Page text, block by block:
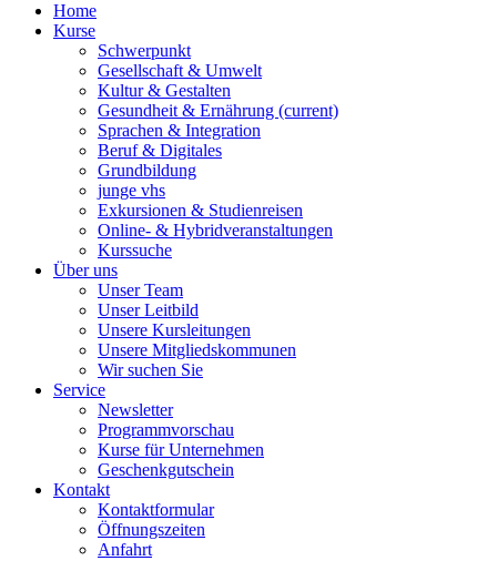
Home
Kurse
Schwerpunkt
Gesellschaft & Umwelt
Kultur & Gestalten
Gesundheit & Ernährung (current)
Sprachen & Integration
Beruf & Digitales
Grundbildung
junge vhs
Exkursionen & Studienreisen
Online- & Hybridveranstaltungen
Kurssuche
Über uns
Unser Team
Unser Leitbild
Unsere Kursleitungen
Unsere Mitgliedskommunen
Wir suchen Sie
Service
Newsletter
Programmvorschau
Kurse für Unternehmen
Geschenkgutschein
Kontakt
Kontaktformular
Öffnungszeiten
Anfahrt